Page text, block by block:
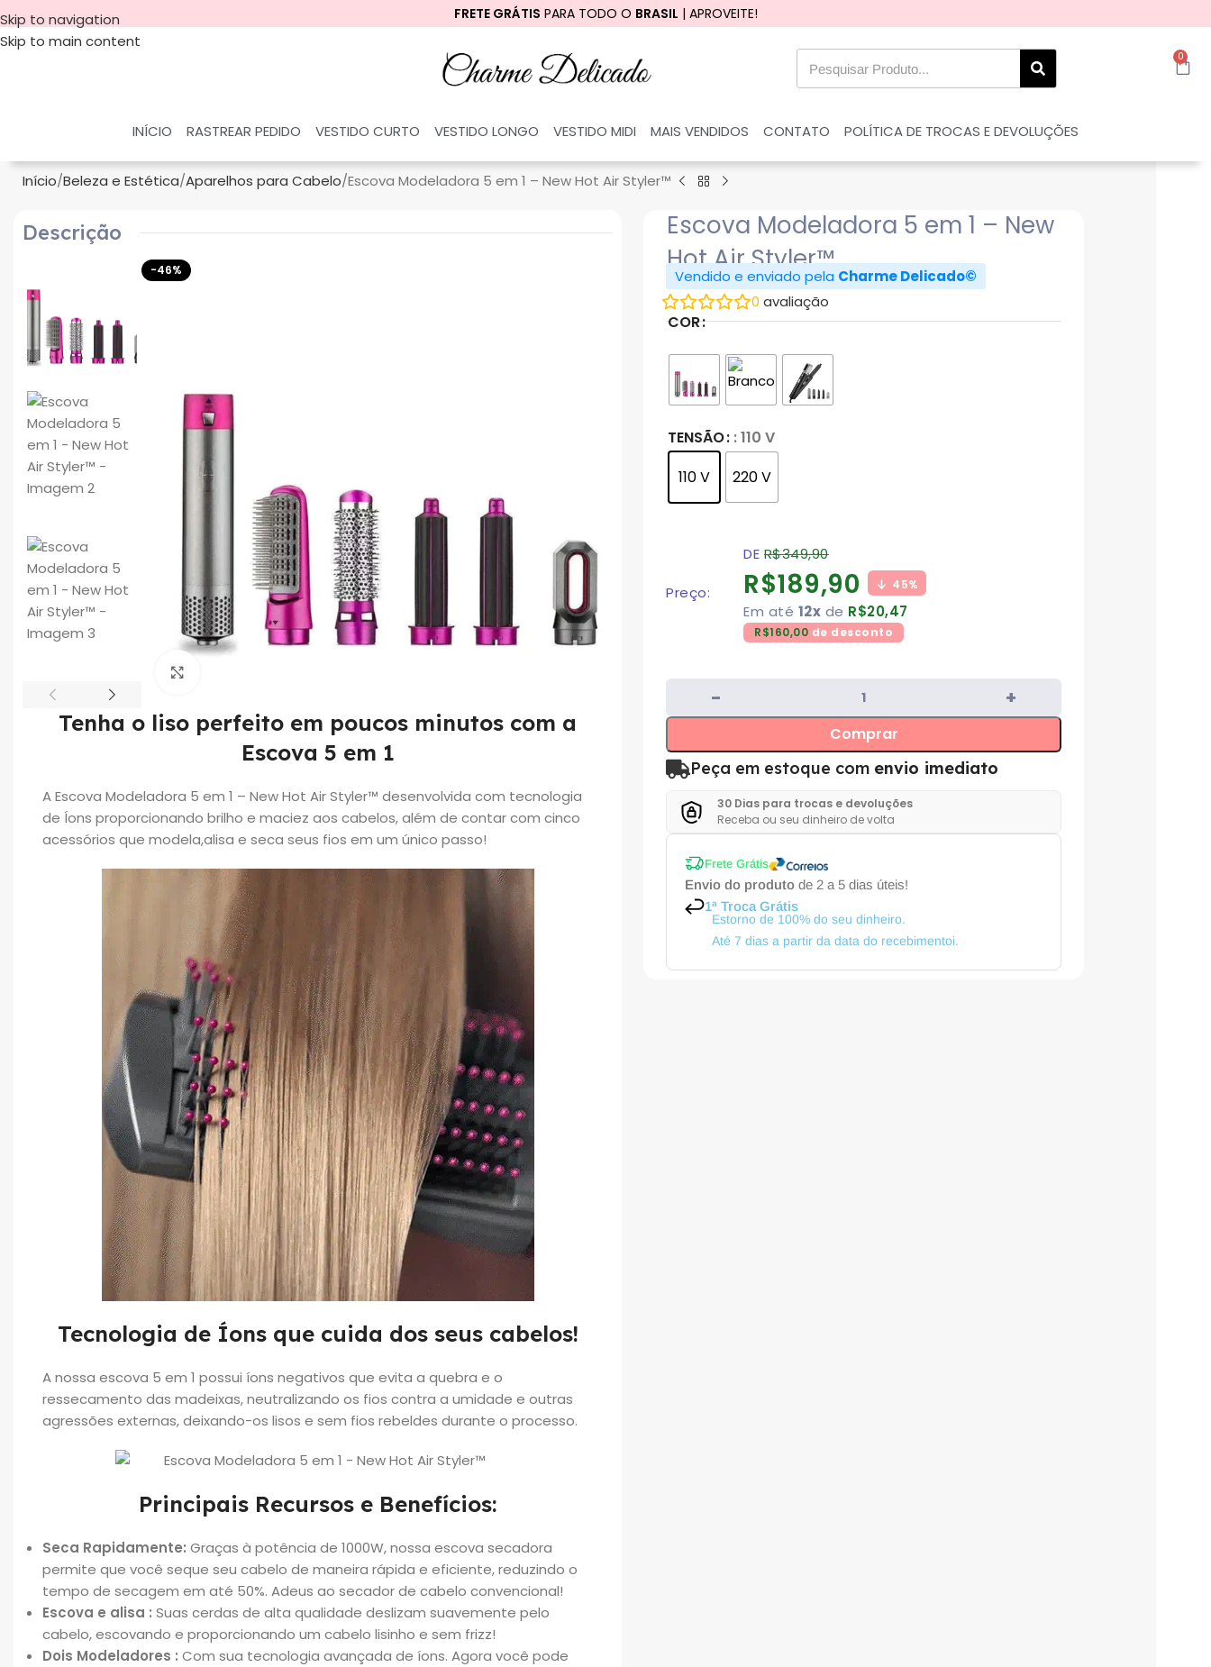
Skip to navigation
Skip to main content
FRETE GRÁTIS PARA TODO O BRASIL | APROVEITE!
0
INÍCIO RASTREAR PEDIDO VESTIDO CURTO VESTIDO LONGO VESTIDO MIDI MAIS VENDIDOS CONTATO POLÍTICA DE TROCAS E DEVOLUÇÕES
Início Beleza e Estética Aparelhos para Cabelo Escova Modeladora 5 em 1 – New Hot Air Styler™
Descrição
-46%
Tenha o liso perfeito em poucos minutos com a
Escova 5 em 1
A Escova Modeladora 5 em 1 – New Hot Air Styler™ desenvolvida com tecnologia
de Íons proporcionando brilho e maciez aos cabelos, além de contar com cinco
acessórios que modela,alisa e seca seus fios em um único passo!
Tecnologia de Íons que cuida dos seus cabelos!
A nossa escova 5 em 1 possui íons negativos que evita a quebra e o
ressecamento das madeixas, neutralizando os fios contra a umidade e outras
agressões externas, deixando-os lisos e sem fios rebeldes durante o processo.
Principais Recursos e Benefícios:
Seca Rapidamente: Graças à potência de 1000W, nossa escova secadora
permite que você seque seu cabelo de maneira rápida e eficiente, reduzindo o
tempo de secagem em até 50%. Adeus ao secador de cabelo convencional!
Escova e alisa : Suas cerdas de alta qualidade deslizam suavemente pelo
cabelo, escovando e proporcionando um cabelo lisinho e sem frizz!
Dois Modeladores : Com sua tecnologia avançada de íons. Agora você pode
Escova Modeladora 5 em 1 – New
Hot Air Styler™
Vendido e enviado pela Charme Delicado©
0 avaliação
COR
TENSÃO : 110 V
110 V
220 V
Preço:
DE R$349,90
R$189,90 45%
Em até 12x de R$20,47
R$160,00 de desconto
Comprar
Peça em estoque com envio imediato
30 Dias para trocas e devoluções
Receba ou seu dinheiro de volta
Frete Grátis
Envio do produto de 2 a 5 dias úteis!
1ª Troca Grátis
Estorno de 100% do seu dinheiro.
Até 7 dias a partir da data do recebimentoi.